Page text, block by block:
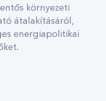
környezeti
átalakításáról,
energiapolitikai